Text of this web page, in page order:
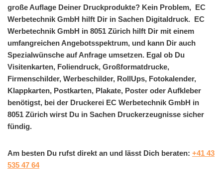
große Auflage Deiner Druckprodukte? Kein Problem, EC
Werbetechnik GmbH hilft Dir in Sachen Digitaldruck. EC
Werbetechnik GmbH in 8051 Zürich hilft Dir mit einem
umfangreichen Angebotsspektrum, und kann Dir auch
Spezialwünsche auf Anfrage umsetzen. Egal ob Du
Visitenkarten, Foliendruck, Großformatdrucke,
Firmenschilder, Werbeschilder, RollUps, Fotokalender,
Klappkarten, Postkarten, Plakate, Poster oder Aufkleber
benötigst, bei der Druckerei EC Werbetechnik GmbH in
8051 Zürich wirst Du in Sachen Druckerzeugnisse sicher
fündig.
Am besten Du rufst direkt an und lässt Dich beraten: +41 43
535 47 64